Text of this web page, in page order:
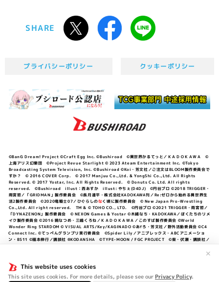
This website uses cookies
This site uses cookies. For more details, please see our Privacy Policy.
✕
SHARE
プライバシーポリシー クッキーポリシー
©BanG Dream! Project ©Craft Egg Inc. ©Bushiroad ©異世界かるてっと／ＫＡＤＯＫＡＷＡ ©
上海アリス幻樂団 ©Project Revue Starlight © 2023 Ateam Entertainment Inc. ©Tokyo
Broadcasting System Television, Inc. ©Bushiroad ©Koi・芳文社／ご注文はBLOOM製作委員会で
すか？ © 2016 COVER Corp. © 2017 Manjuu Co.,Ltd. & YongShi Co.,Ltd. All Rights
Reserved. © 2017 Yostar, Inc. All Rights Reserved. © Donuts Co. Ltd. All rights
reserved. ©Bushiroad illust：西あすか illust: やちぇ(D4DJ) ©円谷プロ ©2018 TRIGGER・
雨宮哲／「GRIDMAN」製作委員会 ©長月達平・株式会社KADOKAWA刊／Re:ゼロから始める異世界生
活2製作委員会 ©2020竜騎士07／ひぐらしのなく頃に製作委員会 © New Japan Pro-Wrestling
Co.,Ltd. All right reserved. TM & © TOHO CO., LTD. ©円谷プロ ©2021 TRIGGER・雨宮哲／
「DYNAZENON」製作委員会 © NEXON Games & Yostar ©木緒なち・KADOKAWA／ぼくたちのリメ
イク製作委員会 ©2016 暁なつめ・三嶋くろね／ＫＡＤＯＫＡＷＡ／このすば製作委員会 ©World
Wonder Ring STARDOM © VISUAL ARTS/Key/KAGINADO ©あfろ・芳文社／野外活動委員会 ©C4
Connect Inc. ©てっぺんグランプリ実行委員会 ©Spider Lily／アニプレックス・ABCアニメーショ
ン・BS11 ©福本伸行／講談社 ®KODANSHA ©TYPE-MOON / FGC PROJECT ©柴・伏瀬・講談社／
©中村力斗・野澤ゆき子／集英社・君のことが大大大大大好きな製作委員会 ©IIS-P／ぽんのみち製作委
員会 ©円谷プロ ©2023 TRIGGER・雨宮哲／「劇場版グリッドマンユニバース」製作委員会 © NEXON
Games／アビドス商店街 ©プロジェクトラブライブ！蓮ノ空女学院スクールアイドルクラブ ©「勇気爆